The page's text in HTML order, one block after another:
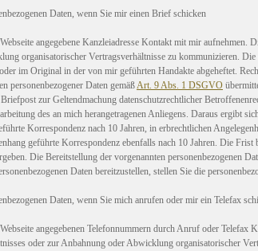
Daten, wenn Sie mir einen Brief schicken
angegebene Kanzleiadresse Kontakt mit mir
organisatorischer Vertragsverhältnisse zu kommunizieren.
im Original in der von mir geführten Handakte abgeheftet.
personenbezogener Daten gemäßArt. 9 Abs. 1 DSGVO
zur Geltendmachung datenschutzrechtlicher
des an mich herangetragenen Anliegens. Daraus ergibt
Korrespondenz nach 10 Jahren, in erbrechtlichen
geführte Korrespondenz ebenfalls nach 10 Jahren. Die
Die Bereitstellung der vorgenannten personenbezogenen
Daten bereitzustellen, stellen Sie die
Daten, wenn Sie mich anrufen oder mir ein Telefax
angegebenen Telefonnummern durch Anruf oder
oder zur Anbahnung oder Abwicklung organisatorischer